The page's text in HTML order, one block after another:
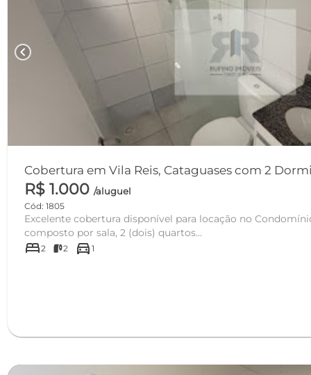
chevron_left
Cobertura em Vila Reis, Cataguases com 2
R$ 1.000 /aluguel
Cód: 1805
Excelente cobertura disponível para locação no Condomínio Park
composto por sala, 2 (dois) quartos...
bed2 2 directions_car 1